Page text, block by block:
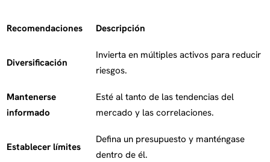
Recomendaciones Descripción
Diversificación
Invierta en múltiples activos para reducir
riesgos.
Mantenerse
informado
Esté al tanto de las tendencias del
mercado y las correlaciones.
Establecer límites
Defina un presupuesto y manténgase
dentro de él.